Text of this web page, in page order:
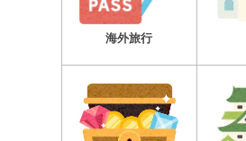
海外旅行